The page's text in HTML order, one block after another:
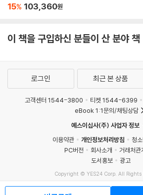
15% 103,360원
이 책을 구입하신 분들이 산 분야 책
로그인 최근 본 상품
고객센터 1544-3800 티켓 1544-6399
eBook 1:1문의/채팅상담
예스이십사(주) 사업자 정보
이용약관
개인정보처리방침
청
PC버전
회사소개
거래처관
도서홍보
광고
Copyright © YES24 Corp. All Rights